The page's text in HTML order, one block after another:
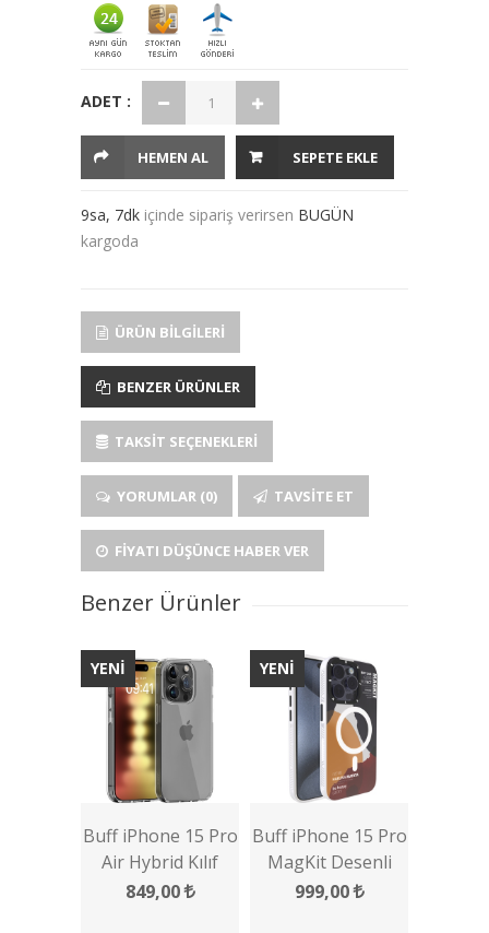
ADET :
HEMEN AL SEPETE EKLE
9sa, 7dk içinde sipariş verirsen BUGÜN
kargoda
ÜRÜN BILGILERI
BENZER ÜRÜNLER
TAKSIT SEÇENEKLERI
YORUMLAR (0) TAVSITE ET
FIYATI DÜŞÜNCE HABER VER
Benzer Ürünler
YENİ
Buff iPhone 15 Pro
Air Hybrid Kılıf
849,00
YENİ
Buff iPhone 15 Pro
MagKit Desenli
Kılıf
999,00